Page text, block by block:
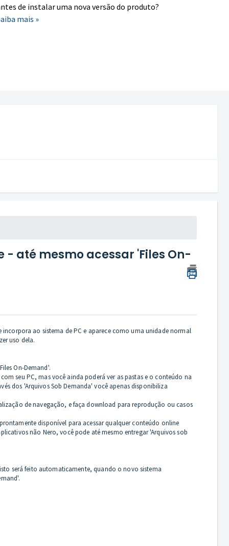
de instalar uma nova versão do produto?
mais »
- até mesmo acessar 'Files On-
incorpora ao sistema de PC e aparece como uma unidade normal
uso dela.
On-Demand'.
seu PC, mas você ainda poderá ver as pastas e o conteúdo na
dos 'Arquivos Sob Demanda' você apenas disponibiliza
de navegação, e faça download para reprodução ou casos
disponível para acessar qualquer conteúdo online
não Nero, você pode até mesmo entregar 'Arquivos sob
será feito automaticamente, quando o novo sistema